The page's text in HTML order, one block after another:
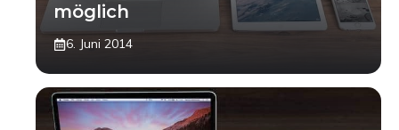
möglich
6. Juni 2014